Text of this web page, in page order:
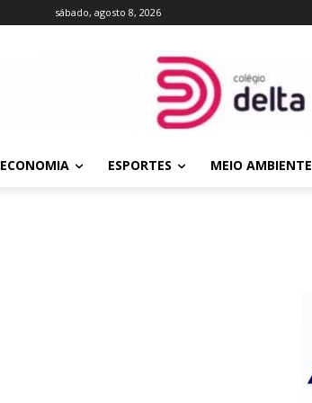
sábado, agosto 8, 2026
ECONOMIA ESPORTES MEIO AMBIENTE